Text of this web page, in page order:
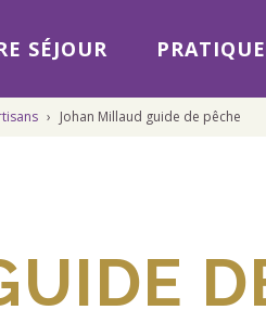
SÉJOUR PRATIQUE
› Johan Millaud guide de pêche